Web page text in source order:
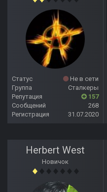
Статус
Не в сети
Группа
Сталкеры
Репутация
157
Сообщений
268
Регистрация
31.07.2020
Herbert West
Новичок